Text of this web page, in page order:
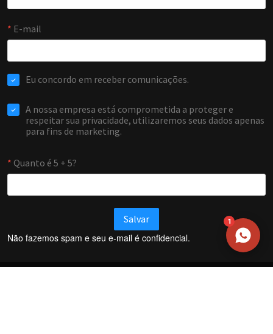
Não fazemos spam e seu e-mail é confidencial.
EMAIL
WHATSAPP / TELEFONE
1